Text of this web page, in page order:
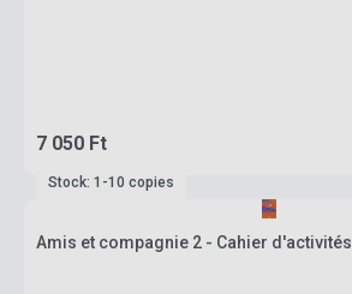
7 050 Ft
Stock: 1-10 copies
Amis et compagnie 2 - Cahier d'activités